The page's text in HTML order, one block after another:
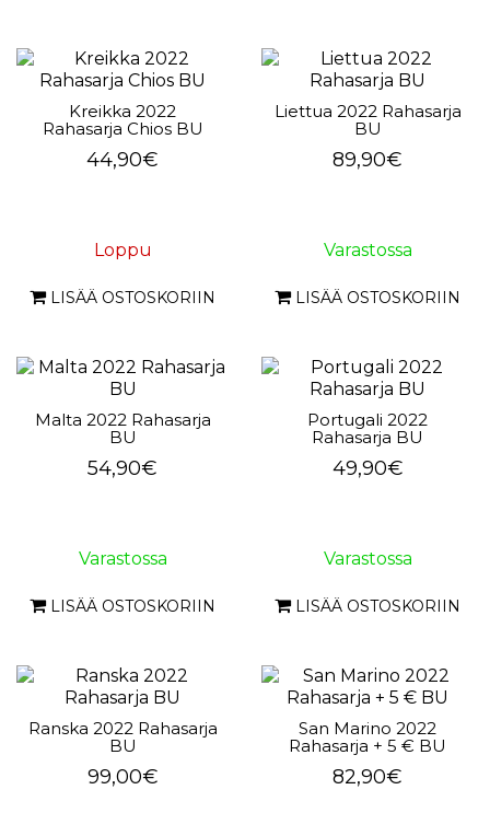
Kreikka 2022
Rahasarja Chios BU
44,90€
Loppu
LISÄÄ OSTOSKORIIN
Liettua 2022 Rahasarja
BU
89,90€
Varastossa
LISÄÄ OSTOSKORIIN
Malta 2022 Rahasarja
BU
54,90€
Varastossa
LISÄÄ OSTOSKORIIN
Portugali 2022
Rahasarja BU
49,90€
Varastossa
LISÄÄ OSTOSKORIIN
Ranska 2022 Rahasarja
BU
99,00€
San Marino 2022
Rahasarja + 5 € BU
82,90€